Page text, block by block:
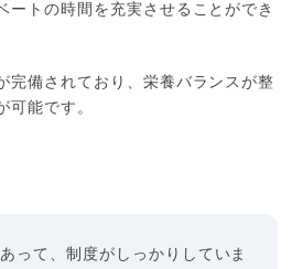
ートの時間を充実させることができ
完備されており、栄養バランスが整
可能です。
って、制度がしっかりしていま